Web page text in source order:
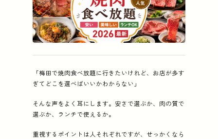
この記事の要点
「梅田で焼肉食べ放題に行きたいけれど、お店が
紹介店 (5店):厚切り仙台牛タンと黒毛和牛食べ放題
「梅田で焼肉食べ放題に行きたいけれど、お店が多す
ぎてどこを選べばいいかわからない」
そんな声をよく耳にします。安さで選ぶか、肉の質で
選ぶか、ランチで使えるか。
重視するポイントは人それぞれですが、せっかくなら